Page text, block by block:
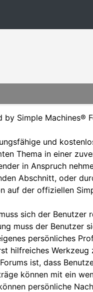
Simple Machines®
und
Thema in einer
in Anspruch
Abschnitt, oder
auf der offiziellen
sich der
muss der Benutzer
persönliches
hilfreiches
ist, dass
können mit ein
persönliche